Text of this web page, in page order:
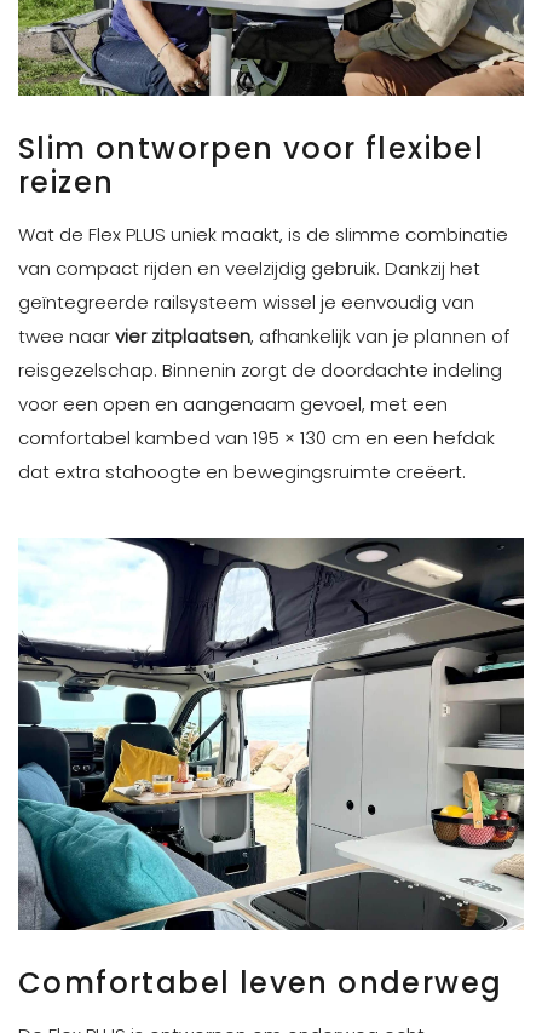
Slim ontworpen voor flexibel
reizen
Wat de Flex PLUS uniek maakt, is de slimme combinatie
van compact rijden en veelzijdig gebruik. Dankzij het
geïntegreerde railsysteem wissel je eenvoudig van
twee naarvier zitplaatsen, afhankelijk van je plannen of
reisgezelschap. Binnenin zorgt de doordachte indeling
voor een open en aangenaam gevoel, met een
comfortabel kambed van 195 × 130 cm en een hefdak
dat extra stahoogte en bewegingsruimte creëert.
Comfortabel leven onderweg